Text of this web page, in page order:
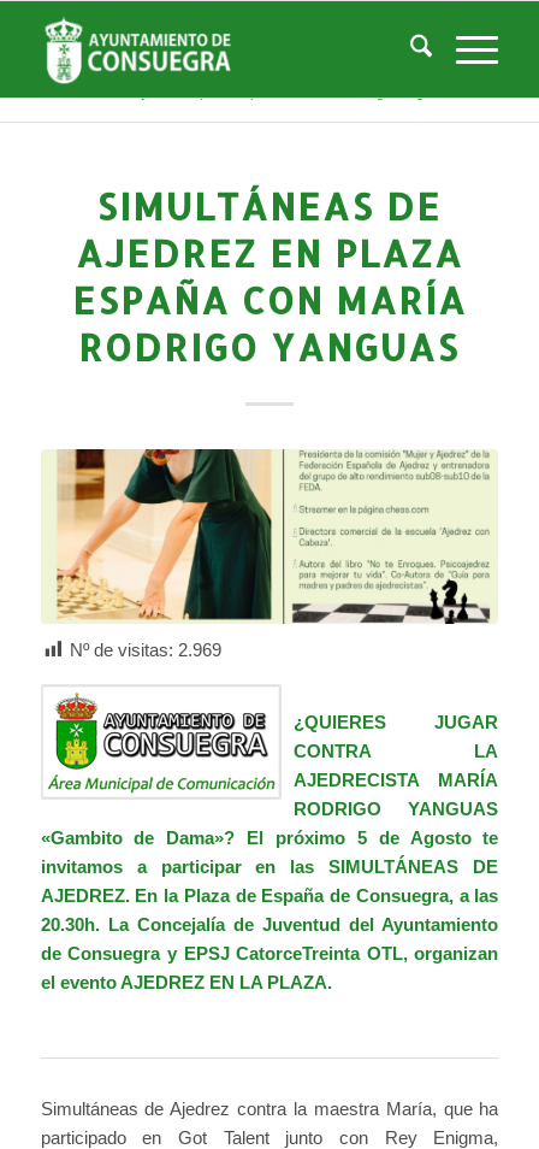
Noticias
Usted está aquí: Inicio / Noticias
Servicios Sociales
Centro de la Mujer / Actividades Centro Mujer
SIMULTÁNEAS DE
AJEDREZ EN PLAZA
ESPAÑA CON MARÍA
RODRIGO YANGUAS
Nº de visitas: 2.969
¿QUIERES JUGAR
CONTRA LA
AJEDRECISTA MARÍA
RODRIGO YANGUAS
«Gambito de Dama»? El próximo 5 de Agosto te
invitamos a participar en las SIMULTÁNEAS DE
AJEDREZ. En la Plaza de España de Consuegra, a las
20.30h. La Concejalía de Juventud del Ayuntamiento
de Consuegra y EPSJ CatorceTreinta OTL, organizan
el evento AJEDREZ EN LA PLAZA.
Simultáneas de Ajedrez contra la maestra María, que ha
participado en Got Talent junto con Rey Enigma,